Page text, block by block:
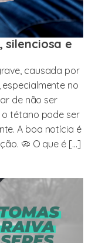
silenciosa e
causada por
no
de não ser
tétano pode ser
A boa notícia é
🦠 O que é […]